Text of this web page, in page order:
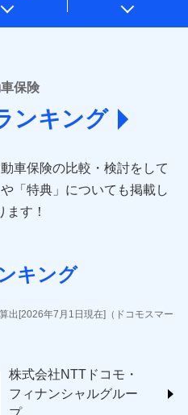
会社の情報は、保険会社のホ
ので、ご確認ください。
保険株式会社
)
www.axa-
険株式会社 (https://www.e-
www.aig.co.jp/sonpo)
式会社
)
保険株式会社
)
保険
ンキング
車保険の比較・検討をして
や「特典」についても掲載し
ます！
キング
出[2026年7月1日現在]（ドコモスマー
株式会社NTTドコモ・
フィナンシャルグルー